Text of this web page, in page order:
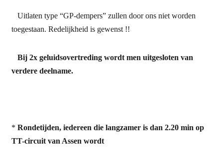
Uitlaten type “GP-dempers” zullen door ons niet worden
toegestaan. Redelijkheid is gewenst !!
Bij 2x geluidsovertreding wordt men uitgesloten van
verdere deelname.
* Rondetijden, iedereen die langzamer is dan 2.20 min op
TT-circuit van Assen wordt